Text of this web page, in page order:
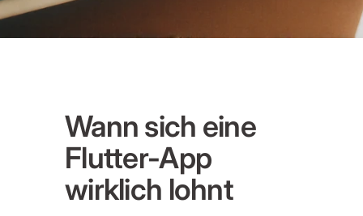
Wann sich eine
Flutter-App
wirklich lohnt